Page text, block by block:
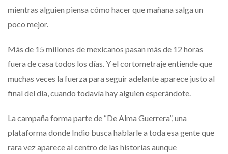
mientras alguien piensa cómo hacer que mañana salga un
poco mejor.
Más de 15 millones de mexicanos pasan más de 12 horas
fuera de casa todos los días. Y el cortometraje entiende que
muchas veces la fuerza para seguir adelante aparece justo al
final del día, cuando todavía hay alguien esperándote.
La campaña forma parte de “De Alma Guerrera”, una
plataforma donde Indio busca hablarle a toda esa gente que
rara vez aparece al centro de las historias aunque